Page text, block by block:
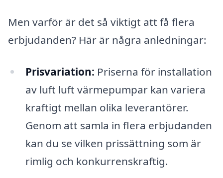
Men varför är det så viktigt att få flera
erbjudanden? Här är några anledningar:
Prisvariation: Priserna för installation
av luft luft värmepumpar kan variera
kraftigt mellan olika leverantörer.
Genom att samla in flera erbjudanden
kan du se vilken prissättning som är
rimlig och konkurrenskraftig.